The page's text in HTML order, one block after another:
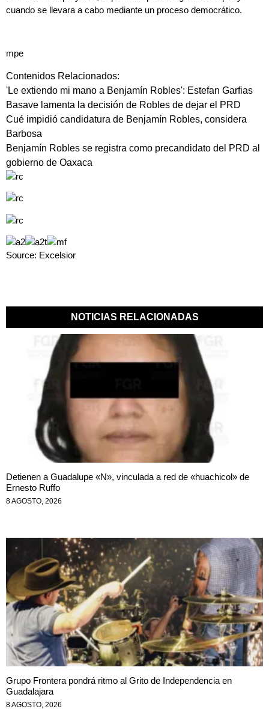
cuando se llevara a cabo mediante un proceso democrático.
mpe
Contenidos Relacionados:
'Le extiendo mi mano a Benjamín Robles': Estefan Garfias
Basave lamenta la decisión de Robles de dejar el PRD
Cué impidió candidatura de Benjamín Robles, considera
Barbosa
Benjamín Robles se registra como precandidato del PRD al
gobierno de Oaxaca
Source: Excelsior
NOTICIAS RELACIONADAS
Detienen a Guadalupe «N», vinculada a red de «huachicol» de
Ernesto Ruffo
8 AGOSTO, 2026
Grupo Frontera pondrá ritmo al Grito de Independencia en
Guadalajara
8 AGOSTO, 2026